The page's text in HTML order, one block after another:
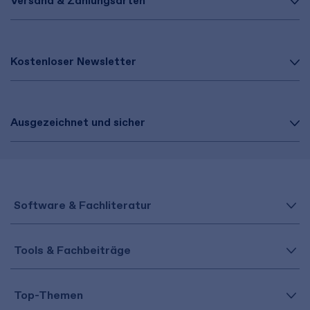
Kostenloser Newsletter
Ausgezeichnet und sicher
Software & Fachliteratur
Tools & Fachbeiträge
Top-Themen